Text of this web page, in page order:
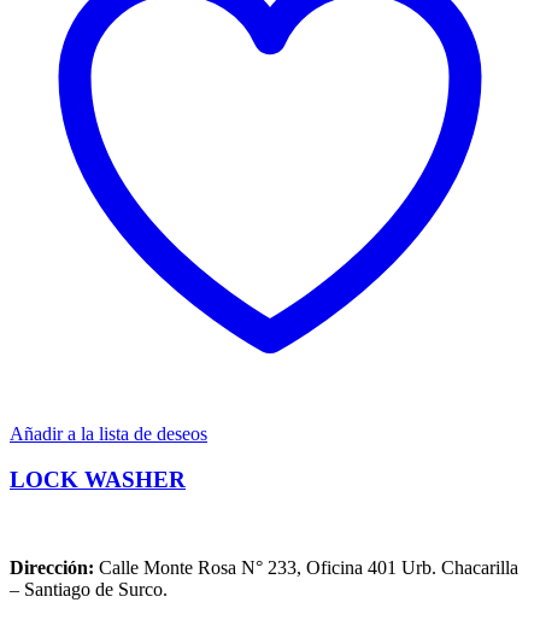
Añadir a la lista de deseos
LOCK WASHER
Dirección: Calle Monte Rosa N° 233, Oficina 401 Urb. Chacarilla
– Santiago de Surco.